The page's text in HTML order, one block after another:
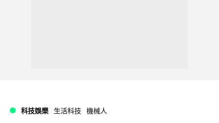
科技娛樂 生活科技 機械人